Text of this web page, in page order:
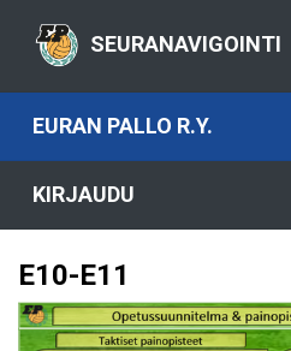
SEURANAVIGOINTI
EURAN PALLO R.Y.
KIRJAUDU
E10-E11